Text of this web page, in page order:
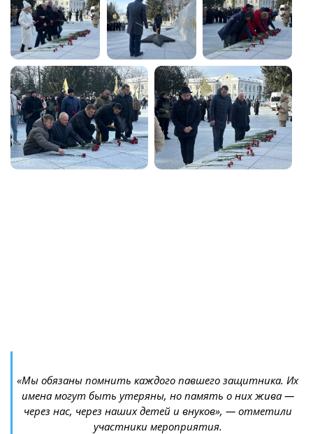
«Мы обязаны помнить каждого павшего защитника. Их
имена могут быть утеряны, но память о них жива —
через нас, через наших детей и внуков», — отметили
участники мероприятия.